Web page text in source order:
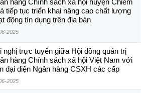
tiếp tục triển khai nâng cao chất lượng
động tín dụng trên địa bàn
2025
nghị trực tuyến giữa Hội đồng quản trị
hàng Chính sách xã hội Việt Nam với
đại diện Ngân hàng CSXH các cấp
2025